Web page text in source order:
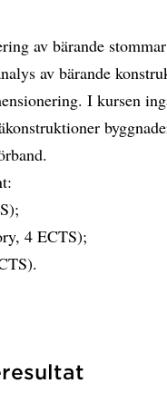
av bärande
av bärande
I kursen
4 ECTS);